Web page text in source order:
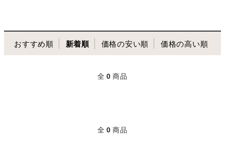
おすすめ順 新着順 価格の安い順 価格の高い順
全 0 商品
全 0 商品